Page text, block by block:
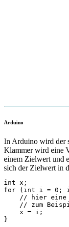
Arduino
In Arduino wird der
Klammer wird eine
einem Zielwert und
sich der Zielwert in
int x;
for (int i = 0; i
// hier eine
// zum
    x = i;
}